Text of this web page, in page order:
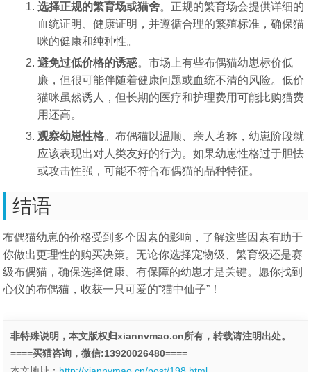
选择正规的繁育场或猫舍。正规的繁育场会提供详细的
血统证明、健康证明，并遵循合理的繁殖标准，确保猫
咪的健康和纯种性。
避免过低价格的诱惑。市场上有些布偶猫幼崽标价低
廉，但很可能伴随着健康问题或血统不清的风险。低价
猫咪虽然诱人，但长期的医疗和护理费用可能比购猫费
用还高。
观察幼崽性格。布偶猫以温顺、亲人著称，幼崽阶段就
应该表现出对人类友好的行为。如果幼崽性格过于胆怯
或攻击性强，可能不符合布偶猫的品种特征。
结语
布偶猫幼崽的价格受到多个因素的影响，了解这些因素有助于
你做出更理性的购买决策。无论你选择宠物级、繁育级还是赛
级布偶猫，确保选择健康、有保障的幼崽才是关键。愿你找到
心仪的布偶猫，收获一只可爱的“猫中仙子”！
非特殊说明，本文版权归xiannvmao.cn所有，转载请注明出处。
====买猫咨询，微信:13920026480====